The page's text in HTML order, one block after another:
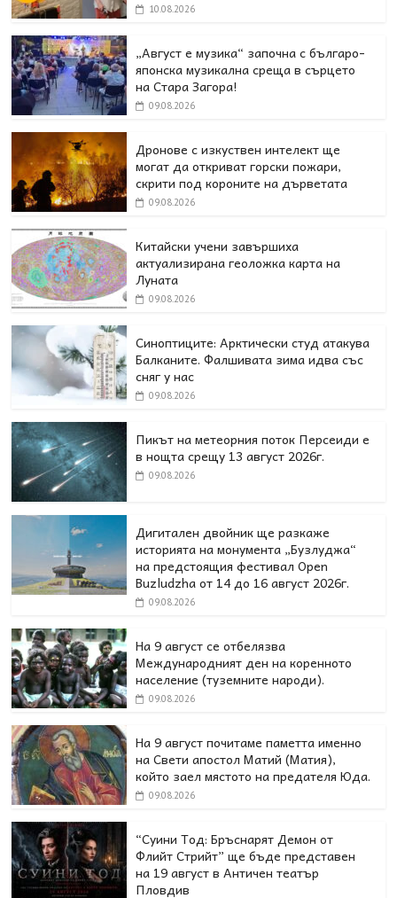
10.08.2026
„Август е музика“ започна с българо-
японска музикална среща в сърцето
на Стара Загора!
09.08.2026
Дронове с изкуствен интелект ще
могат да откриват горски пожари,
скрити под короните на дърветата
09.08.2026
Китайски учени завършиха
актуализирана геоложка карта на
Луната
09.08.2026
Синоптиците: Арктически студ атакува
Балканите. Фалшивата зима идва със
сняг у нас
09.08.2026
Пикът на метеорния поток Персеиди е
в нощта срещу 13 август 2026г.
09.08.2026
Дигитален двойник ще разкаже
историята на монумента „Бузлуджа“
на предстоящия фестивал Open
Buzludzha от 14 до 16 август 2026г.
09.08.2026
На 9 август се отбелязва
Международният ден на коренното
население (туземните народи).
09.08.2026
На 9 август почитаме паметта именно
на Свети апостол Матий (Матия),
който заел мястото на предателя Юда.
09.08.2026
“Суини Тод: Бръснарят Демон от
Флийт Стрийт” ще бъде представен
на 19 август в Античен театър
Пловдив